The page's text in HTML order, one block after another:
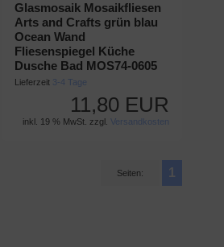
Glasmosaik Mosaikfliesen
Arts and Crafts grün blau
Ocean Wand
Fliesenspiegel Küche
Dusche Bad MOS74-0605
Lieferzeit 3-4 Tage
11,80 EUR
inkl. 19 % MwSt. zzgl. Versandkosten
Seiten: 1